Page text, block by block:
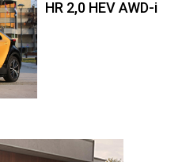
HR 2,0 HEV AWD-i